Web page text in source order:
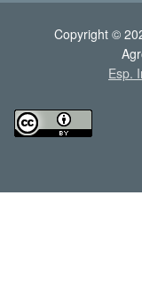
Copyright ©
Esp.